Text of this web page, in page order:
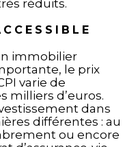
réduits.
immobilier
le prix
varie de
milliers d’euros.
dans
différentes : au
ou encore